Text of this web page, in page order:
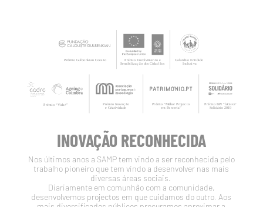
INOVAÇÃO RECONHECIDA
Nos últimos anos a SAMP tem vindo a ser reconhecida pelo
trabalho pioneiro que tem vindo a desenvolver nas mais
diversas áreas sociais.
Diariamente em comunhão com a comunidade,
desenvolvemos projectos em que cuidamos do outro. Aos